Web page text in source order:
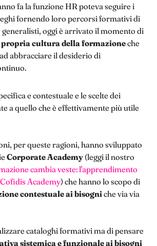
fa la funzione HR poteva seguire i
fornendo loro percorsi formativi di
generalisti, oggi è arrivato il momento di
propria cultura della formazioneche
abbracciare il desiderio di
e contestuale e le scelte dei
a quello che è effettivamente più utile
per queste ragioni, hanno sviluppato
Corporate Academy (leggi il nostro
cambia veste: l'apprendimento
Academy) che hanno lo scopo di
contestuale ai bisogni che via via
cataloghi formativi ma di pensare
sistemica e funzionale ai bisogni